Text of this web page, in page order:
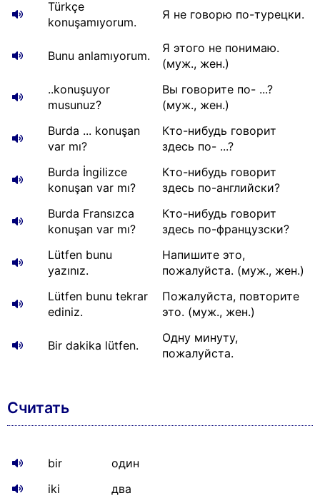
Türkçe
konuşamıyorum.
Я не говорю по-турецки.
Bunu anlamıyorum.
Я этого не понимаю.
(муж., жен.)
..konuşuyor
musunuz?
Вы говорите по- ...?
(муж., жен.)
Burda ... konuşan
var mı?
Кто-нибудь говорит
здесь по- ...?
Burda İngilizce
konuşan var mı?
Кто-нибудь говорит
здесь по-английски?
Burda Fransızca
konuşan var mı?
Кто-нибудь говорит
здесь по-французски?
Lütfen bunu
yazınız.
Напишите это,
пожалуйста. (муж., жен.)
Lütfen bunu tekrar
ediniz.
Пожалуйста, повторите
это. (муж., жен.)
Bir dakika lütfen.
Одну минуту,
пожалуйста.
Считать
bir
один
iki
два